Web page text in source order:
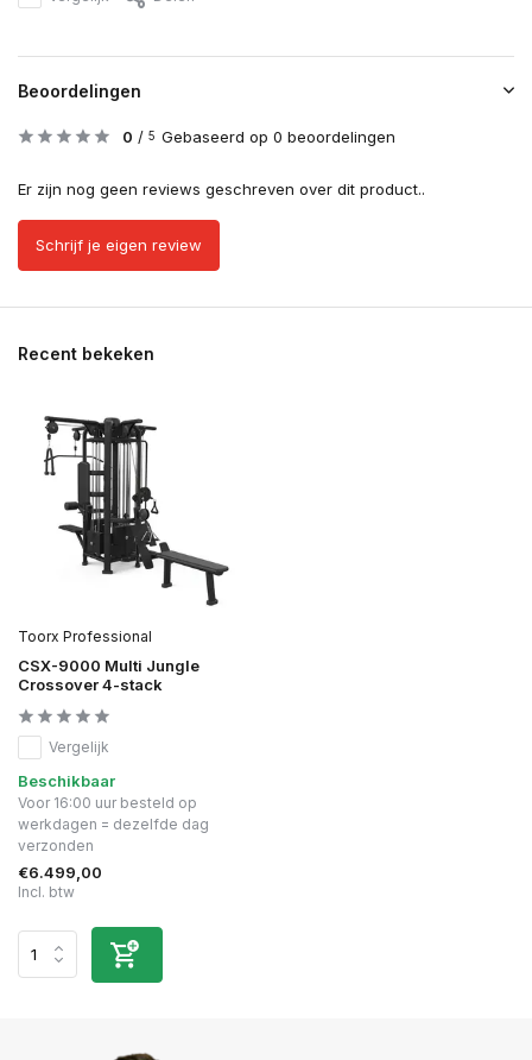
Beoordelingen
0 / 5 Gebaseerd op 0 beoordelingen
Er zijn nog geen reviews geschreven over dit product..
Schrijf je eigen review
Recent bekeken
Toorx Professional
CSX-9000 Multi Jungle
Crossover 4-stack
Vergelijk
Beschikbaar
Voor 16:00 uur besteld op
werkdagen = dezelfde dag
verzonden
€6.499,00
Incl. btw